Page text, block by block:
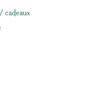
cadeaux